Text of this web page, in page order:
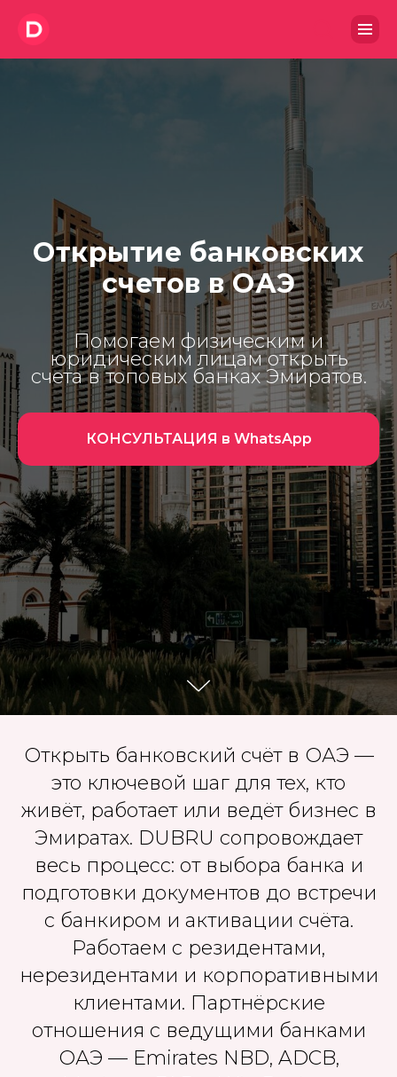
Открытие банковских
счетов в ОАЭ
Помогаем физическим и
юридическим лицам открыть
счета в топовых банках Эмиратов.
КОНСУЛЬТАЦИЯ в WhatsApp
Открыть банковский счёт в ОАЭ —
это ключевой шаг для тех, кто
живёт, работает или ведёт бизнес в
Эмиратах. DUBRU сопровождает
весь процесс: от выбора банка и
подготовки документов до встречи
с банкиром и активации счёта.
Работаем с резидентами,
нерезидентами и корпоративными
клиентами. Партнёрские
отношения с ведущими банками
ОАЭ — Emirates NBD, ADCB,